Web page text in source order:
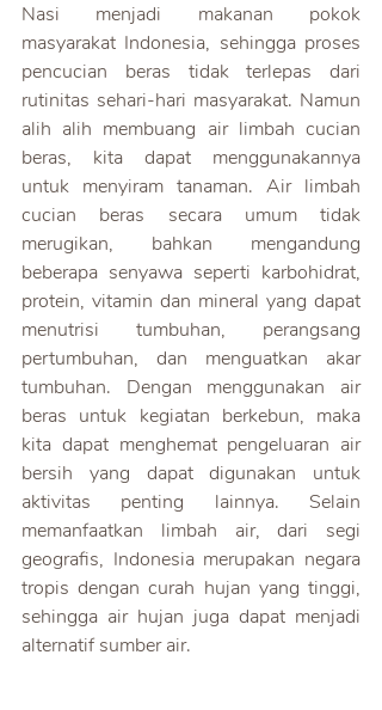
Nasi menjadi makanan pokok
masyarakat Indonesia, sehingga proses
pencucian beras tidak terlepas dari
rutinitas sehari-hari masyarakat. Namun
alih alih membuang air limbah cucian
beras, kita dapat menggunakannya
untuk menyiram tanaman. Air limbah
cucian beras secara umum tidak
merugikan, bahkan mengandung
beberapa senyawa seperti karbohidrat,
protein, vitamin dan mineral yang dapat
menutrisi tumbuhan, perangsang
pertumbuhan, dan menguatkan akar
tumbuhan. Dengan menggunakan air
beras untuk kegiatan berkebun, maka
kita dapat menghemat pengeluaran air
bersih yang dapat digunakan untuk
aktivitas penting lainnya. Selain
memanfaatkan limbah air, dari segi
geografis, Indonesia merupakan negara
tropis dengan curah hujan yang tinggi,
sehingga air hujan juga dapat menjadi
alternatif sumber air.